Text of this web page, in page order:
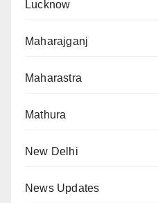
Lucknow
Maharajganj
Maharastra
Mathura
New Delhi
News Updates